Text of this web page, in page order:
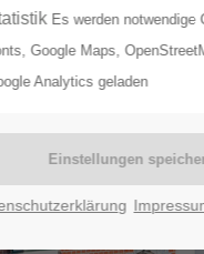
for our
- 5:00pm(GMT
Es werden notwendige
Google Maps,
Analytics geladen